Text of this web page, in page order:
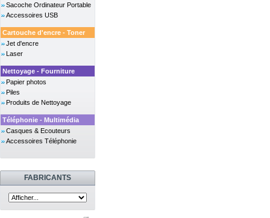
Sacoche Ordinateur Portable
Accessoires USB
Cartouche d'encre - Toner
Jet d'encre
Laser
Nettoyage - Fourniture
Papier photos
Piles
Produits de Nettoyage
Téléphonie - Multimédia
Casques & Ecouteurs
Accessoires Téléphonie
FABRICANTS